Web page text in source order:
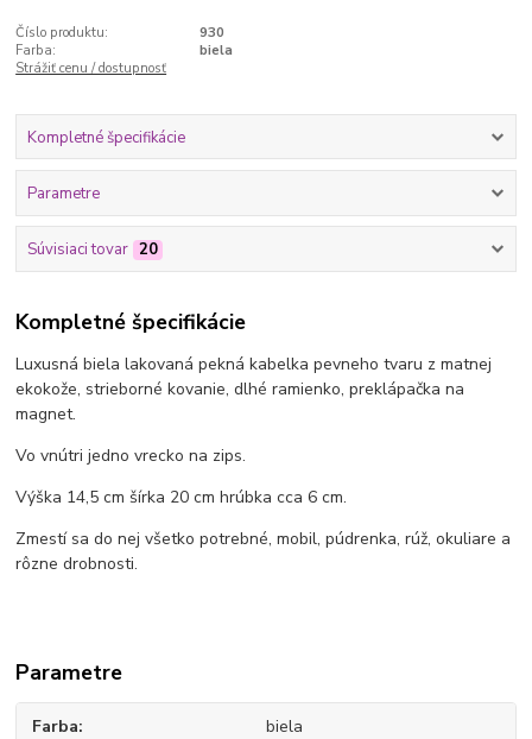
Číslo produktu:
930
Farba:
biela
Strážiť cenu / dostupnosť
Kompletné špecifikácie
Parametre
Súvisiaci tovar 20
Kompletné špecifikácie
Luxusná biela lakovaná pekná kabelka pevneho tvaru z matnej
ekokože, strieborné kovanie, dlhé ramienko, preklápačka na
magnet.
Vo vnútri jedno vrecko na zips.
Výška 14,5 cm šírka 20 cm hrúbka cca 6 cm.
Zmestí sa do nej všetko potrebné, mobil, púdrenka, rúž, okuliare a
rôzne drobnosti.
Parametre
Farba biela